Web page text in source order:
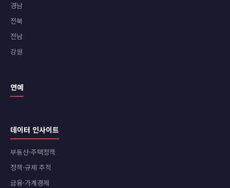
경남
전북
전남
강원
연예
데이터 인사이트
부동산·주택정책
정책·규제 추적
금융·가계경제